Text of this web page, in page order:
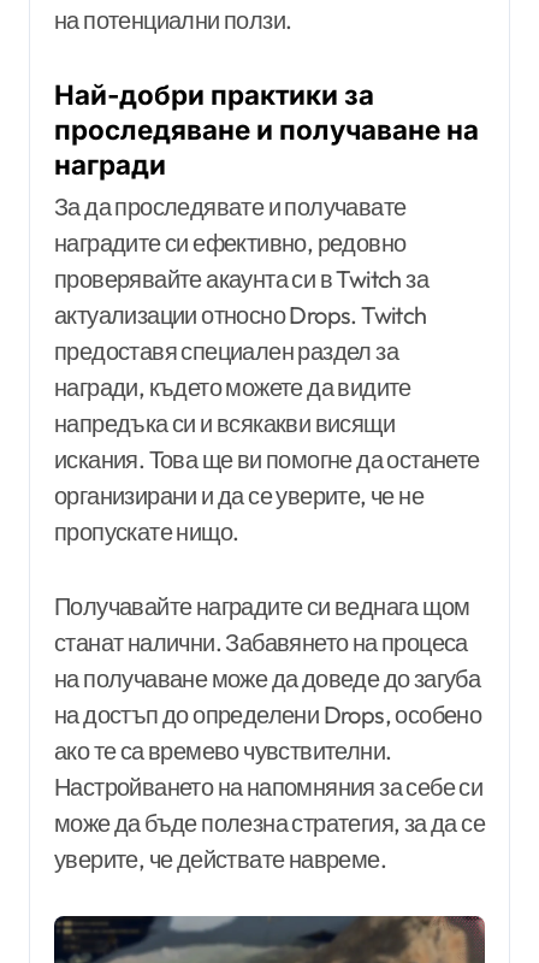
на потенциални ползи.
Най-добри практики за
проследяване и получаване на
награди
За да проследявате и получавате
наградите си ефективно, редовно
проверявайте акаунта си в Twitch за
актуализации относно Drops. Twitch
предоставя специален раздел за
награди, където можете да видите
напредъка си и всякакви висящи
искания. Това ще ви помогне да останете
организирани и да се уверите, че не
пропускате нищо.
Получавайте наградите си веднага щом
станат налични. Забавянето на процеса
на получаване може да доведе до загуба
на достъп до определени Drops, особено
ако те са времево чувствителни.
Настройването на напомняния за себе си
може да бъде полезна стратегия, за да се
уверите, че действате навреме.